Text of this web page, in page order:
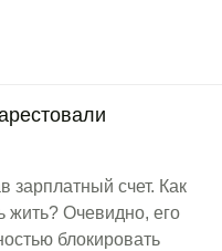
зарплатный счет. Как
жить? Очевидно, его
блокировать